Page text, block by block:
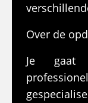
Over de
Je gaat